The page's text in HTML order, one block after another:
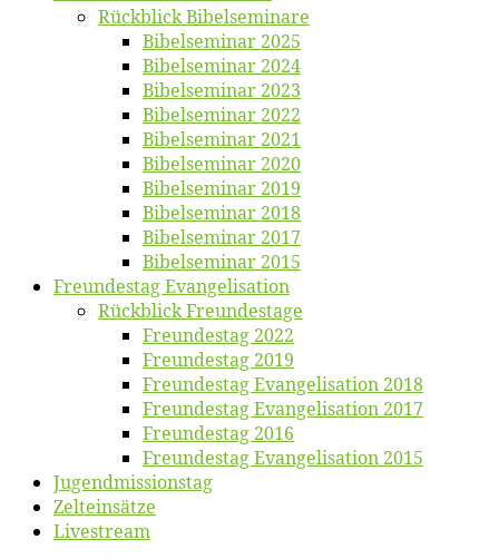
Rück­blick Bibelseminare
Bi­bel­se­mi­nar 2025
Bi­bel­se­mi­nar 2024
Bi­bel­se­mi­nar 2023
Bi­bel­se­mi­nar 2022
Bi­bel­se­mi­nar 2021
Bi­bel­se­mi­nar 2020
Bi­bel­se­mi­nar 2019
Bi­bel­se­mi­nar 2018
Bibelsemi­nar 2017
Bibelsemi­nar 2015
Freun­des­tag Evangelisation
Rück­blick Freundestage
Freun­des­tag 2022
Freun­des­tag 2019
Freun­des­tag Evan­ge­li­sa­ti­on 2018
Freun­des­tag Evan­ge­li­sa­ti­on 2017
Freun­des­tag 2016
Freun­des­tag Evan­ge­li­sa­ti­on 2015
Jugend­mis­sions­tag
Zelt­ein­sät­ze
Live­stream